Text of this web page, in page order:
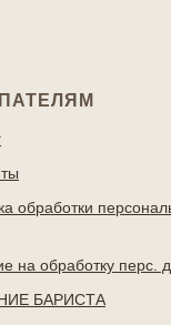
обработки
на обработку перс.
БАРИСТА